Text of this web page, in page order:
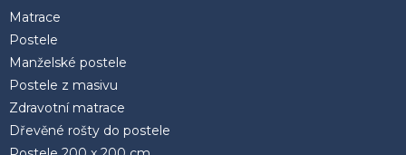
Matrace
Postele
Manželské postele
Postele z masivu
Zdravotní matrace
Dřevěné rošty do postele